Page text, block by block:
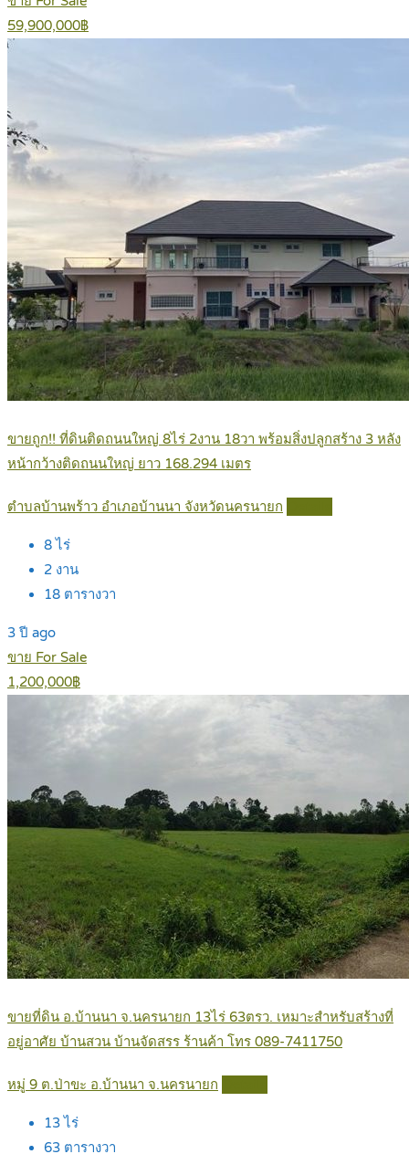
59,900,000฿
ขายถูก!! ที่ดินติดถนนใหญ่ 8ไร่ 2งาน 18วา พร้อมสิ่งปลูกสร้าง 3 หลัง
หน้ากว้างติดถนนใหญ่ ยาว 168.294 เมตร
ตำบลบ้านพร้าว อำเภอบ้านนา จังหวัดนครนายก
8ไร่
2 งาน
18 ตารางวา
3 ปี ago
ขาย For Sale
1,200,000฿
ขายที่ดิน อ.บ้านนา จ.นครนายก 13ไร่ 63ตรว. เหมาะสำหรับสร้างที่
อยู่อาศัย บ้านสวน บ้านจัดสรร ร้านค้า โทร 089-7411750
หมู่ 9 ต.ป่าขะ อ.บ้านนา จ.นครนายก
13ไร่
63 ตารางวา